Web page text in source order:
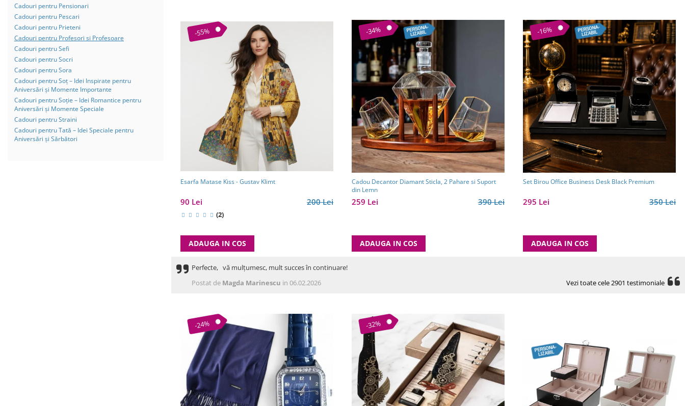
Cadouri pentru Pensionari
Cadouri pentru Pescari
Cadouri pentru Prieteni
Cadouri pentru Profesori si Profesoare
Cadouri pentru Sefi
Cadouri pentru Socri
Cadouri pentru Sora
Cadouri pentru Soț – Idei Inspirate pentru
Aniversări și Momente Importante
Cadouri pentru Soție – Idei Romantice pentru
Aniversări și Momente Speciale
Cadouri pentru Straini
Cadouri pentru Tată – Idei Speciale pentru
Aniversări și Sărbători
-55%
Esarfa Matase Kiss - Gustav Klimt
200 Lei
90 Lei
(2)
ADAUGA IN COS
-34%
Cadou Decantor Diamant Sticla, 2 Pahare si Suport
din Lemn
390 Lei
259 Lei
ADAUGA IN COS
-16%
Set Birou Office Business Desk Black Premium
350 Lei
295 Lei
ADAUGA IN COS
Perfecte, vă mulțumesc, mult succes în continuare!
Postat de Magda Marinescu in 06.02.2026 Vezi toate cele 2901 testimoniale
-24% -32%